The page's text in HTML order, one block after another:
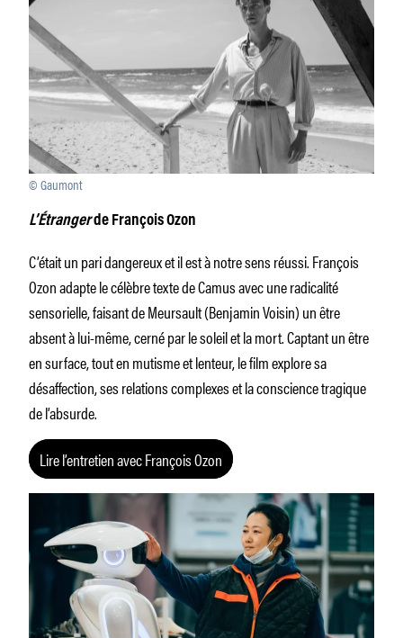
© Gaumont
L’Étrangerde François Ozon
C’était un pari dangereux et il est à notre sens réussi. François
Ozon adapte le célèbre texte de Camus avec une radicalité
sensorielle, faisant de Meursault (Benjamin Voisin) un être
absent à lui-même, cerné par le soleil et la mort. Captant un être
en surface, tout en mutisme et lenteur, le film explore sa
désaffection, ses relations complexes et la conscience tragique
de l’absurde.
Lire l’entretien avec François Ozon